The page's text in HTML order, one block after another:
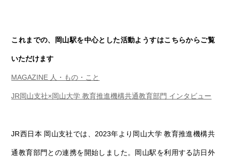
これまでの、岡山駅を中心とした活動ようすはこちらからご覧
いただけます
MAGAZINE 人・もの・こと
JR岡山支社×岡山大学 教育推進機構共通教育部門 インタビュー
JR西日本 岡山支社では、2023年より岡山大学 教育推進機構共
通教育部門との連携を開始しました。岡山駅を利用する訪日外